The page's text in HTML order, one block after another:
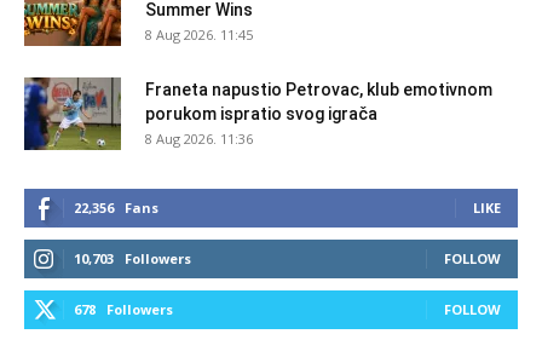
Summer Wins
8 Aug 2026. 11:45
Franeta napustio Petrovac, klub emotivnom
porukom ispratio svog igrača
8 Aug 2026. 11:36
22,356 Fans LIKE
10,703 Followers FOLLOW
678 Followers FOLLOW